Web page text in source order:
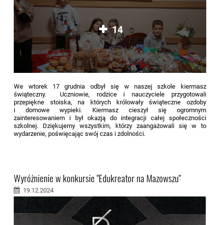
14
We wtorek 17 grudnia odbył się w naszej szkole kiermasz
świąteczny. Uczniowie, rodzice i nauczyciele przygotowali
przepiękne stoiska, na których królowały świąteczne ozdoby
i domowe wypieki. Kiermasz cieszył się ogromnym
zainteresowaniem i był okazją do integracji całej społeczności
szkolnej. Dziękujemy wszystkim, którzy zaangażowali się w to
wydarzenie, poświęcając swój czas i zdolności.
Wyróżnienie w konkursie "Edukreator na Mazowszu"
19.12.2024